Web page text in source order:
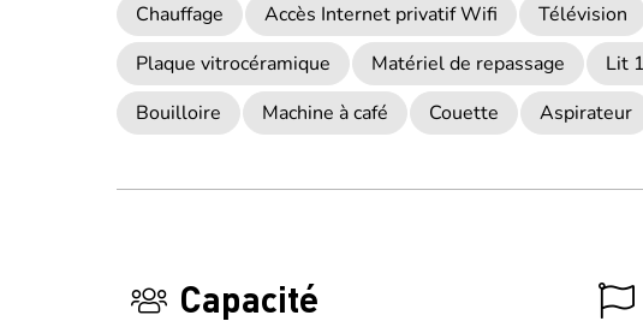
Chauffage
Accès Internet privatif Wifi Télévision
Plaque vitrocéramique
Matériel de repassage Lit
Bouilloire
Machine à café Couette Aspirateur
Capacité